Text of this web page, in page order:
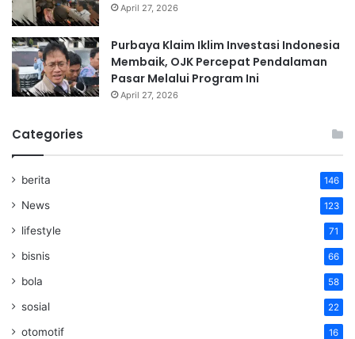
April 27, 2026
Purbaya Klaim Iklim Investasi Indonesia
Membaik, OJK Percepat Pendalaman
Pasar Melalui Program Ini
April 27, 2026
Categories
berita 146
News 123
lifestyle 71
bisnis 66
bola 58
sosial 22
otomotif 16